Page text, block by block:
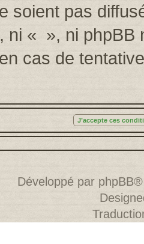
soient pas
ni « », ni phpBB
cas de
Développé par phpBB®